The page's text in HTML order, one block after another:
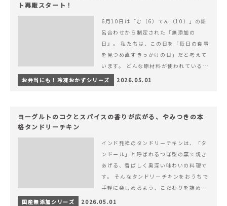
ト再販スタート！
6月10日は「む（6）てん（10）」の語
呂合わせから制定された『無添加の
日』。 私たちは、この日を「毎日の食事
を見つめ直すきっかけの日」だと考えて
います。 どんな原材料が使われているの
か。 どのようにつくられているのか。&
hellip; 続きを読む 【6月10日（無添加
お弁当にも！冷凍おかずシリーズ 2026.05.01
ヨーグルトのコクとスパイスの香りが広がる、やみつきの本
格タンドリーチキン
インド発祥のタンドリーチキンは、「タ
ンドール」と呼ばれるつぼ型の窯で焼き
あげる、香ばしく奥深い味わいの料理で
す。 そんなタンドリーチキンをおうちで
手軽に楽しめるよう、こだわりを詰め込
んで仕上げました。 様々なシーンでお召
国産無添加シリーズ 2026.05.01